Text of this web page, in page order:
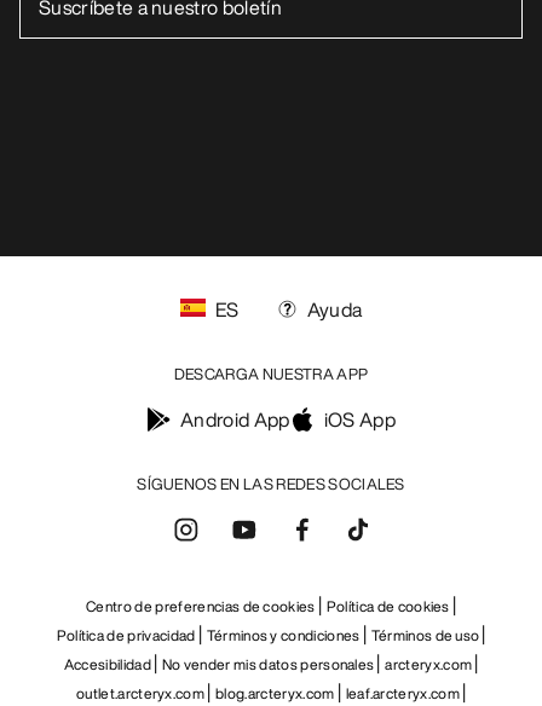
SÍGUENOS EN LAS REDES SOCIALES
ES Ayuda
DESCARGA NUESTRA APP
Android App iOS App
Centro de preferencias de cookies Política de cookies
Política de privacidad Términos y condiciones Términos de uso
Accesibilidad No vender mis datos personales arcteryx.com
outlet.arcteryx.com blog.arcteryx.com leaf.arcteryx.com